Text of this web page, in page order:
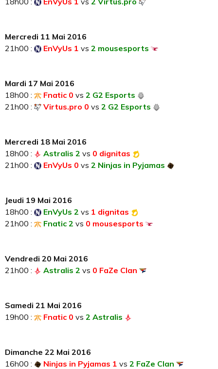
Mercredi 11 Mai 2016
21h00 :
EnVyUs 1 vs 2 mousesports
Mardi 17 Mai 2016
18h00 :
Fnatic 0 vs 2 G2 Esports
21h00 :
Virtus.pro 0 vs 2 G2 Esports
Mercredi 18 Mai 2016
18h00 :
Astralis 2 vs 0 dignitas
21h00 :
EnVyUs 0 vs 2 Ninjas in Pyjamas
Jeudi 19 Mai 2016
18h00 :
EnVyUs 2 vs 1 dignitas
21h00 :
Fnatic 2 vs 0 mousesports
Vendredi 20 Mai 2016
21h00 :
Astralis 2 vs 0 FaZe Clan
Samedi 21 Mai 2016
19h00 :
Fnatic 0 vs 2 Astralis
Dimanche 22 Mai 2016
16h00 :
Ninjas in Pyjamas 1 vs 2 FaZe Clan